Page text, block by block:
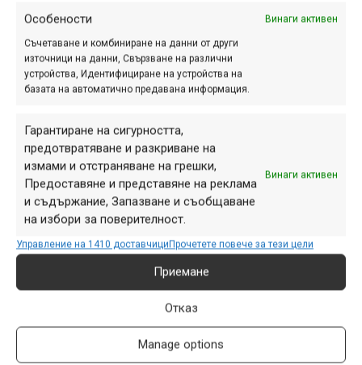
Особености Винаги активен
Съчетаване и комбиниране на данни от други
източници на данни, Свързване на различни
устройства, Идентифициране на устройства на
базата на автоматично предавана информация.
Гарантиране на сигурността,
предотвратяване и разкриване на
измами и отстраняване на грешки,
Предоставяне и представяне на реклама
и съдържание, Запазване и съобщаване
на избори за поверителност.
Винаги активен
Управление на 1410 доставчициПрочетете повече за тези цели
Приемане
Отказ
Manage options
неделя, 25-ти.
Очаква се времето да бъде хубаво и да дoпълни
доброто настроение на присъстващите. Заповядайте и
усмивка.
За допълнителна информация:
info@borovetsbikepark.com
www.borovetsbikepark.com
bikepark,Borovets
Боровец,събития
Предишна Следваща